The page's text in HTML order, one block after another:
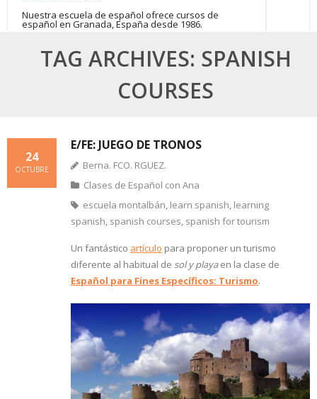
Nuestra escuela de español ofrece cursos de
español en Granada, España desde 1986.
TAG ARCHIVES: SPANISH
COURSES
E/FE: JUEGO DE TRONOS
24
OCTUBRE
Berna. FCO. RGUEZ.
Clases de Español con Ana
escuela montalbán, learn spanish, learning
spanish, spanish courses, spanish for tourism
Un fantástico artículo para proponer un turismo
diferente al habitual de sol y playaen la clase de
Español para Fines Específicos: Turismo.